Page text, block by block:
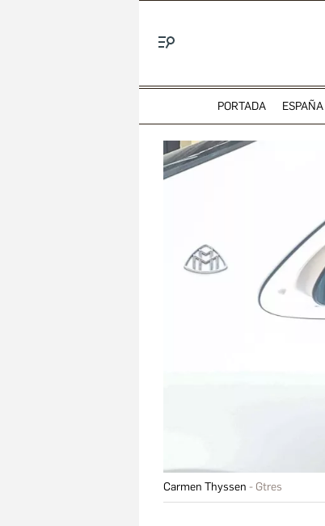
PORTADA ESPAÑA
Carmen Thyssen Gtres